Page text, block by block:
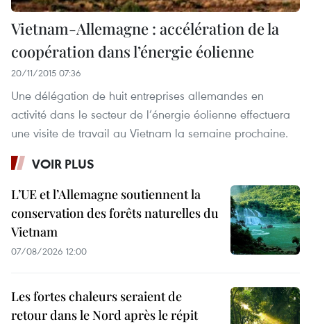
Vietnam-Allemagne : accélération de la
coopération dans l’énergie éolienne
20/11/2015 07:36
Une délégation de huit entreprises allemandes en
activité dans le secteur de l’énergie éolienne effectuera
une visite de travail au Vietnam la semaine prochaine.
VOIR PLUS
L’UE et l’Allemagne soutiennent la
conservation des forêts naturelles du
Vietnam
07/08/2026 12:00
Les fortes chaleurs seraient de
retour dans le Nord après le répit